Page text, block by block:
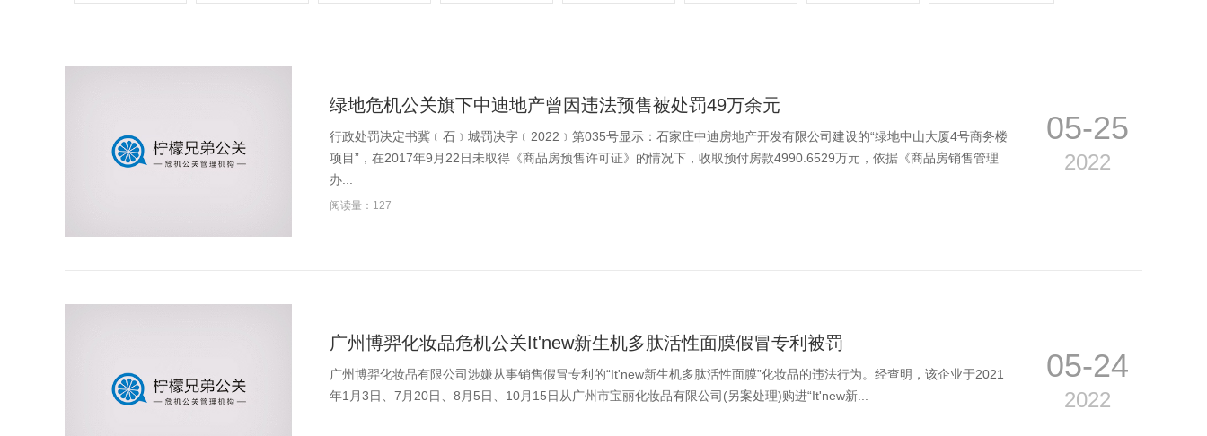
绿地危机公关旗下中迪地产曾因违法预售被处罚49万余元
行政处罚决定书冀﹝石﹞城罚决字﹝2022﹞第035号显示：石家庄中迪房地产开发有限公司建设的“绿地中山大厦4号商务楼
项目”，在2017年9月22日未取得《商品房预售许可证》的情况下，收取预付房款4990.6529万元，依据《商品房销售管理
办...
阅读量：127
05-25
2022
广州博羿化妆品危机公关It'new新生机多肽活性面膜假冒专利被罚
广州博羿化妆品有限公司涉嫌从事销售假冒专利的“It'new新生机多肽活性面膜”化妆品的违法行为。经查明，该企业于2021
年1月3日、7月20日、8月5日、10月15日从广州市宝丽化妆品有限公司(另案处理)购进“It'new新...
05-24
2022